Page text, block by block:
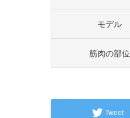
モデル
筋肉の部位
Tweet